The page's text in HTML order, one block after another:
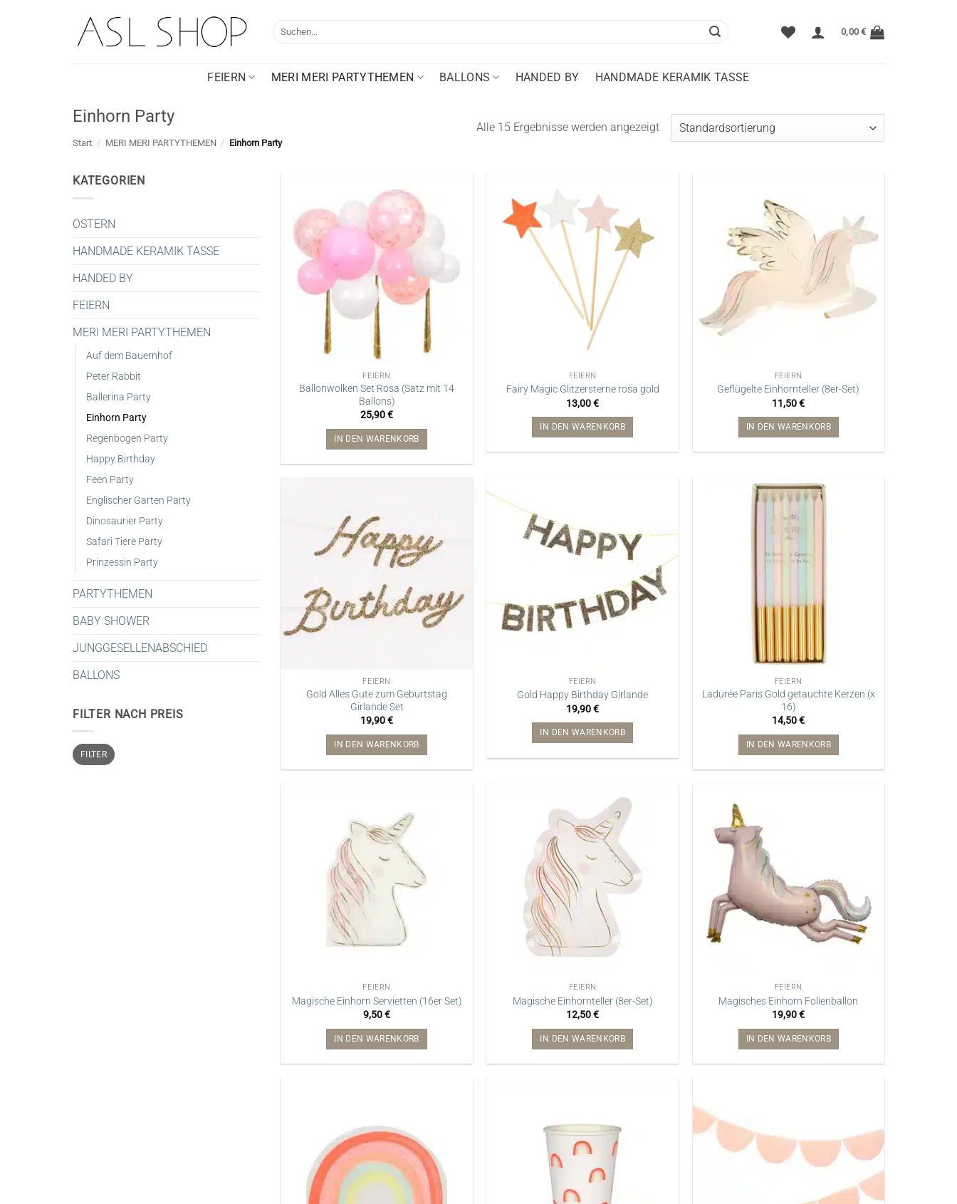
0,00€
FEIERN MERI MERI PARTYTHEMEN BALLONS HANDED BY HANDMADE KERAMIK TASSE
Einhorn Party
Start / MERI MERI PARTYTHEMEN / Einhorn Party
Alle 15 Ergebnisse werden angezeigt
KATEGORIEN
OSTERN
HANDMADE KERAMIK TASSE
HANDED BY
FEIERN
MERI MERI PARTYTHEMEN
Auf dem Bauernhof
Peter Rabbit
Ballerina Party
Einhorn Party
Regenbogen Party
Happy Birthday
Feen Party
Englischer Garten Party
Dinosaurier Party
Safari Tiere Party
Prinzessin Party
PARTYTHEMEN
BABY SHOWER
JUNGGESELLENABSCHIED
BALLONS
FILTER NACH PREIS
Min.
Preis
Max.
PreisFILTER
FEIERN
Ballonwolken Set Rosa (Satz mit 14
Ballons)
25,90€
IN DEN WARENKORB
FEIERN
Fairy Magic Glitzersterne rosa gold
13,00€
IN DEN WARENKORB
FEIERN
Geflügelte Einhornteller (8er-Set)
11,50€
IN DEN WARENKORB
FEIERN
Gold Alles Gute zum Geburtstag
Girlande Set
19,90€
IN DEN WARENKORB
FEIERN
Gold Happy Birthday Girlande
19,90€
IN DEN WARENKORB
FEIERN
Ladurée Paris Gold getauchte Kerzen (x
16)
14,50€
IN DEN WARENKORB
FEIERN
Magische Einhorn Servietten (16er Set)
9,50€
IN DEN WARENKORB
FEIERN
Magische Einhornteller (8er-Set)
12,50€
IN DEN WARENKORB
FEIERN
Magisches Einhorn Folienballon
19,90€
IN DEN WARENKORB